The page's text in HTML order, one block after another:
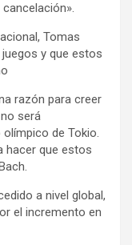
Tomas
y que estos
razón para creer
será
de Tokio.
hacer que estos
a nivel global,
el incremento en